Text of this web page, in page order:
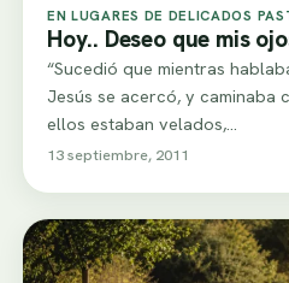
EN LUGARES DE DELICADOS
Hoy.. Deseo que mis
“Sucedió que mientras
Jesús se acercó, y caminaba
ellos estaban velados,…
13 septiembre, 2011